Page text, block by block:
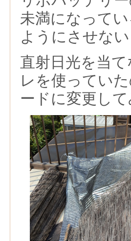
未満になって
ようにさせな
直射日光を当
レを使ってい
ードに変更して